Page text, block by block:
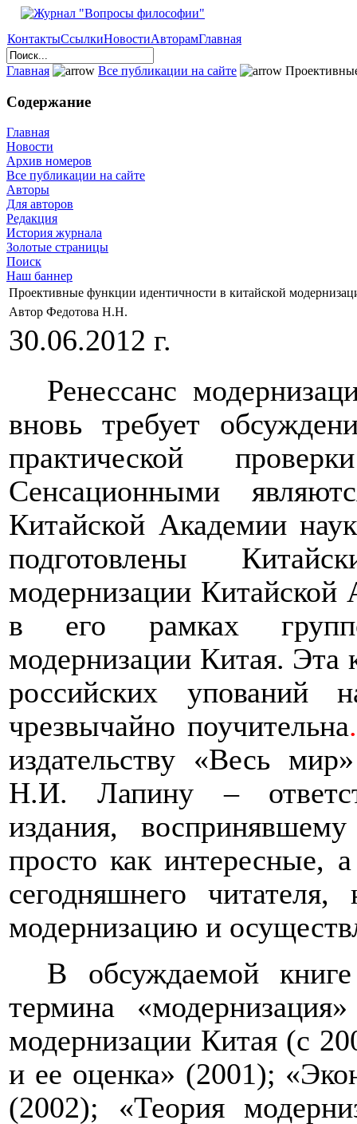
КонтактыСсылкиНовостиАвторамГлавная
Главная Все публикации на сайте
Содержание
Главная
Новости
Архив номеров
Все публикации на сайте
Авторы
Для авторов
Редакция
История журнала
Золотые страницы
Поиск
Наш баннер
Проективные функции идентичности в китайской
Автор Федотова Н.Н.
30.06.2012 г.
Ренессанс
вновь требует
практической
Сенсационными
Китайской Академии
подготовлены
модернизации
в его рамках
модернизации Китая. Эта
российских упований
чрезвычайно поучительна
издательству «Весь
Н.И. Лапину –
издания,
просто как интересные,
сегодняшнего
модернизацию и
В обсуждаемой книге
термина
модернизации Китая (с
и ее оценка» (2001);
(2002); «Теория